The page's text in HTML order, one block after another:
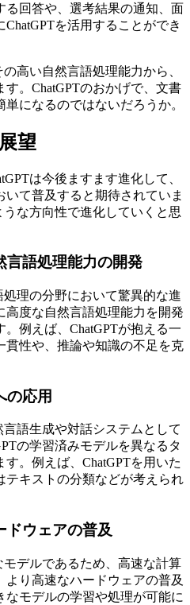
る回答や、選考結果の通知、面
を活用することができ
高い自然言語処理能力から、
。ChatGPTのおかげで、文書
になるのではないだろうか。
望
は今後ますます進化して、
いて普及すると期待されていま
な方向性で進化していくと思
語処理能力の開発
理の分野において驚異的な進
度な自然言語処理能力を開発
例えば、ChatGPTが抱える一
貫性や、推論や知識の不足を克
の応用
語生成や対話システムとして
の学習済みモデルを異なるタ
。例えば、ChatGPTを用いた
テキストの分類などが考えられ
ウェアの普及
モデルであるため、高速な計算
より高速なハードウェアの普及
モデルの学習や処理が可能に